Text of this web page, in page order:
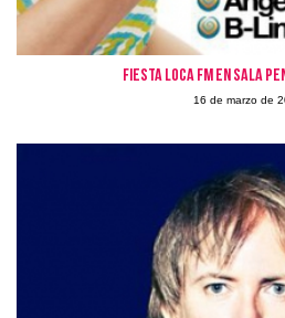
Fiesta Loca Fm en Sala
16 de marzo de